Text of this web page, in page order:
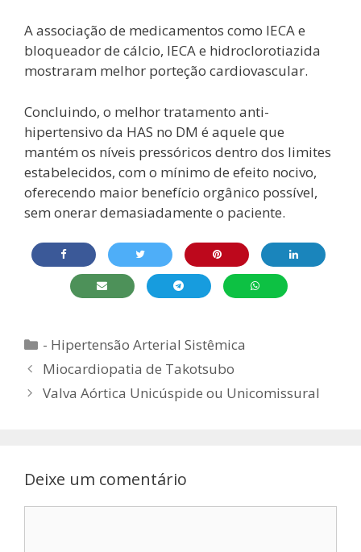
A associação de medicamentos como IECA e
bloqueador de cálcio, IECA e hidroclorotiazida
mostraram melhor porteção cardiovascular.
Concluindo, o melhor tratamento anti-
hipertensivo da HAS no DM é aquele que
mantém os níveis pressóricos dentro dos limites
estabelecidos, com o mínimo de efeito nocivo,
oferecendo maior benefício orgânico possível,
sem onerar demasiadamente o paciente.
Categorias
- Hipertensão Arterial Sistêmica
Miocardiopatia de Takotsubo
Valva Aórtica Unicúspide ou Unicomissural
Deixe um comentário